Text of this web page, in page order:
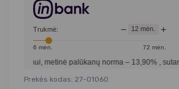
Trukmė: − 12 mėn. +
6 mėn. 72 mėn.
metinė palūkanų norma –13,90%, sutarties
Prekės kodas: 27-01060